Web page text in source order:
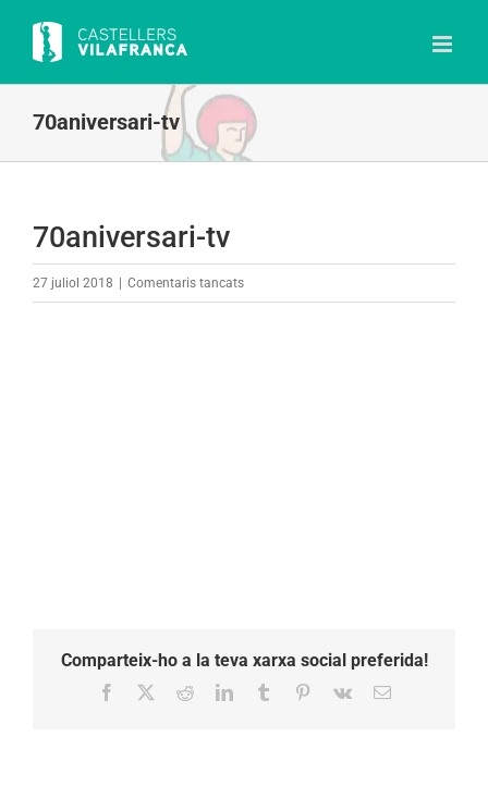
content
70aniversari-tv
70aniversari-tv
27 juliol 2018 Comentaris tancatsa
Comparteix-ho a la teva xarxa social preferida!
Facebook RedditLinkedInTumblr Pinterest
Vk Email: